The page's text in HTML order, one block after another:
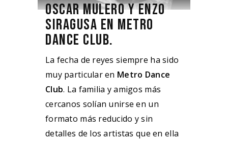
OSCAR MULERO Y ENZO
SIRAGUSA EN METRO
DANCE CLUB.
La fecha de reyes siempre ha sido
muy particular en Metro Dance
Club. La familia y amigos más
cercanos solían unirse en un
formato más reducido y sin
detalles de los artistas que en ella